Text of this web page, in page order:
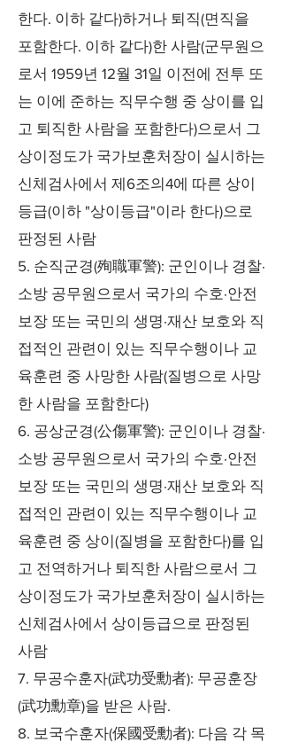
한다. 이하 같다)하거나 퇴직(면직을
포함한다. 이하 같다)한 사람(군무원으
로서 1959년 12월 31일 이전에 전투 또
는 이에 준하는 직무수행 중 상이를 입
고 퇴직한 사람을 포함한다)으로서 그
상이정도가 국가보훈처장이 실시하는
신체검사에서 제6조의4에 따른 상이
등급(이하 "상이등급"이라 한다)으로
판정된 사람
5. 순직군경(殉職軍警): 군인이나 경찰·
소방 공무원으로서 국가의 수호·안전
보장 또는 국민의 생명·재산 보호와 직
접적인 관련이 있는 직무수행이나 교
육훈련 중 사망한 사람(질병으로 사망
한 사람을 포함한다)
6. 공상군경(公傷軍警): 군인이나 경찰·
소방 공무원으로서 국가의 수호·안전
보장 또는 국민의 생명·재산 보호와 직
접적인 관련이 있는 직무수행이나 교
육훈련 중 상이(질병을 포함한다)를 입
고 전역하거나 퇴직한 사람으로서 그
상이정도가 국가보훈처장이 실시하는
신체검사에서 상이등급으로 판정된
사람
7. 무공수훈자(武功受勳者): 무공훈장
(武功勳章)을 받은 사람.
8. 보국수훈자(保國受勳者): 다음 각 목